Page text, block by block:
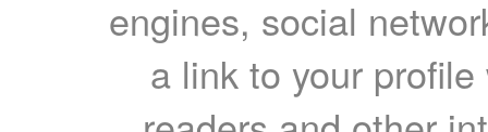
engines, social
a link to your